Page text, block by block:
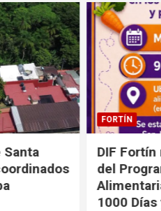
FORTÍN
DIF Fortín
del
Alimentaria
1000 Días y